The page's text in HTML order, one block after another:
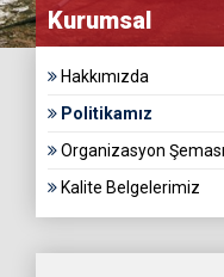
Kurumsal
Hakkımızda
Politikamız
Organizasyon Şeması
Kalite Belgelerimiz